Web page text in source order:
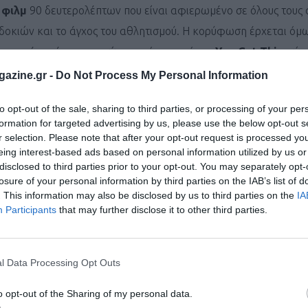
- Do Not Process My Personal Information
opt-out of the sale, sharing to third parties, or processing of your
for targeted advertising by us, please use the below opt-out
selection. Please note that after your opt-out request is processed
interest-based ads based on personal information utilized by us
to third parties prior to your opt-out. You may separately
of your personal information by third parties on the IAB’s list of
This information may also be disclosed by us to third parties on the
Participants that may further disclose it to other third parties.
Data Processing Opt Outs
opt-out of the Sharing of my personal data.
φιλμ 90 δευτερολέπτων που είναι αφιερωμένο σε όλους τους
και το άγχος του αθλητισμού. Η κορύφωση έρχεται
σκέψεις κρατώντας μόνο το μότο«You Got This»
διαχρονικού κομματιού τωνQueenμαζί με τονDavid
Messi ,Anthony Edwards, Jude Bellingham,Pat
Rugby της Νέας Ζηλανδίας,All Blacks. Κάθε αθλητής δείχνει
τους καθημερινούς αθλητές να κάνουν το ίδιο.